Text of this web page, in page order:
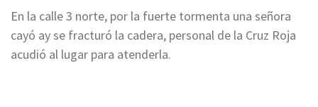
En la calle 3 norte, por la fuerte tormenta una señora
cayó ay se fracturó la cadera, personal de la Cruz Roja
acudió al lugar para atenderla.